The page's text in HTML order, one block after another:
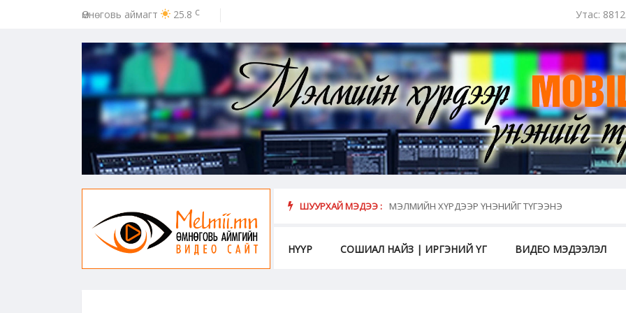
Өмнөговь аймагт 25.8 c Утас:
ШУУРХАЙ МЭДЭЭ :
урьдчилан сэргийлэх, хамгаалахад хүн бүрийн оролцоо идэвх чармай... МЭЛМИЙН ХҮРДЭЭР ҮНЭНИЙГ ТҮГЭЭНЭ
НҮҮР СОШИАЛ НАЙЗ | ИРГЭНИЙ ҮГ ВИДЕО МЭДЭЭЛЭЛ